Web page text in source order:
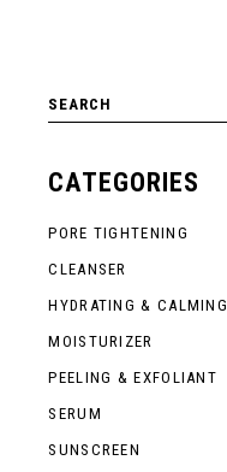
CATEGORIES
PORE TIGHTENING
CLEANSER
HYDRATING & CALMING
MOISTURIZER
PEELING & EXFOLIANT
SERUM
SUNSCREEN